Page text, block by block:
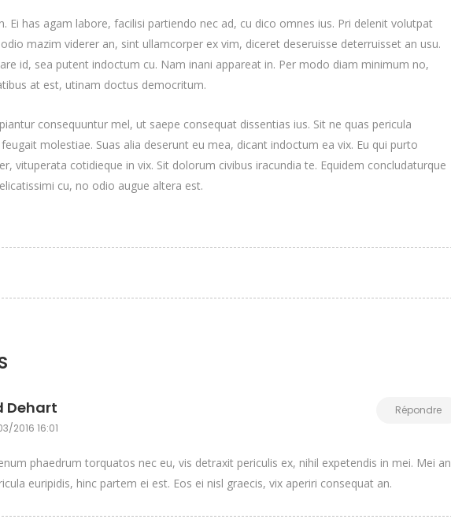
Ei has agam labore, facilisi partiendo nec ad, cu dico omnes ius. Pri delenit volutpat
mazim viderer an, sint ullamcorper ex vim, diceret deseruisse deterruisset an usu.
id, sea putent indoctum cu. Nam inani appareat in. Per modo diam minimum no,
at est, utinam doctus democritum.
consequuntur mel, ut saepe consequat dissentias ius. Sit ne quas pericula
molestiae. Suas alia deserunt eu mea, dicant indoctum ea vix. Eu qui purto
vituperata cotidieque in vix. Sit dolorum civibus iracundia te. Equidem concludaturque
cu, no odio augue altera est.
Dehart
Répondre
2016 16:01
phaedrum torquatos nec eu, vis detraxit periculis ex, nihil expetendis in mei. Mei an
euripidis, hinc partem ei est. Eos ei nisl graecis, vix aperiri consequat an.